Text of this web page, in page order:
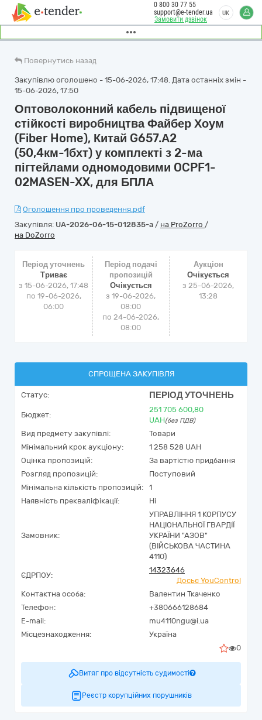
Замовити дзвінок
0 800 30 77 55
support@e-tender.ua
UK
Повернутись назад
Закупівлю оголошено - 15-06-2026, 17:48. Дата останніх змін -
15-06-2026, 17:50
Оптоволоконний кабель підвищеної
стійкості виробництва Файбер Хоум
(Fiber Home), Китай G657.А2
(50,4км-1бхт) у комплекті з 2-ма
пігтейлами одномодовими OCPF1-
02MASEN-XX, для БПЛА
Оголошення про проведення.pdf
Закупівля: UA-2026-06-15-012835-a / на ProZorro /
на DoZorro
Період уточнень
Триває
з 15-06-2026, 17:48
по 19-06-2026,
06:00
Період подачі
пропозицій
Очікується
з 19-06-2026,
08:00
по 24-06-2026,
08:00
Аукціон
Очікується
з25-06-2026,
13:28
СПРОЩЕНА ЗАКУПІВЛЯ
Статус: ПЕРІОД УТОЧНЕНЬ
Бюджет:
251 705 600,80
UAH(без ПДВ)
Вид предмету закупівлі:
Товари
Мінімальний крок аукціону:
1 258 528 UAH
Оцінка пропозицій:
За вартістю придбання
Розгляд пропозицій:
Поступовий
Мінімальна кількість пропозицій:
1
Наявність прекваліфікації:
Ні
Замовник:
УПРАВЛІННЯ 1 КОРПУСУ
НАЦІОНАЛЬНОЇ ГВАРДІЇ
УКРАЇНИ "АЗОВ"
(ВІЙСЬКОВА ЧАСТИНА
4110)
ЄДРПОУ:
14323646
Досьє YouControl
Контактна особа:
Валентин Ткаченко
Телефон:
+380666128684
E-mail:
mu4110ngu@i.ua
Місцезнаходження:
Україна
0
Витяг про відсутність судимості
Реєстр корупційних порушників